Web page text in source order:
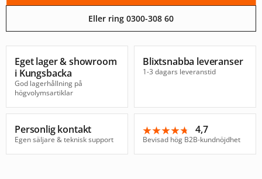
Eller ring 0300-308 60
Eget lager & showroom
i Kungsbacka
God lagerhållning på
högvolymsartiklar
Blixtsnabba leveranser
1-3 dagars leveranstid
Personlig kontakt
Egen säljare & teknisk support
★★★★★
★★★★★ 4,7
Bevisad hög B2B-kundnöjdhet